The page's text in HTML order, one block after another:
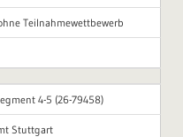
Teilnahmewettbewerb
4-5 (26-79458)
Stuttgart